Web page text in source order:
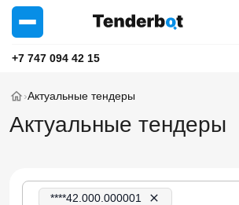
+7 747 094 42 15
›Актуальные тендеры
Актуальные тендеры
****42.000.000001